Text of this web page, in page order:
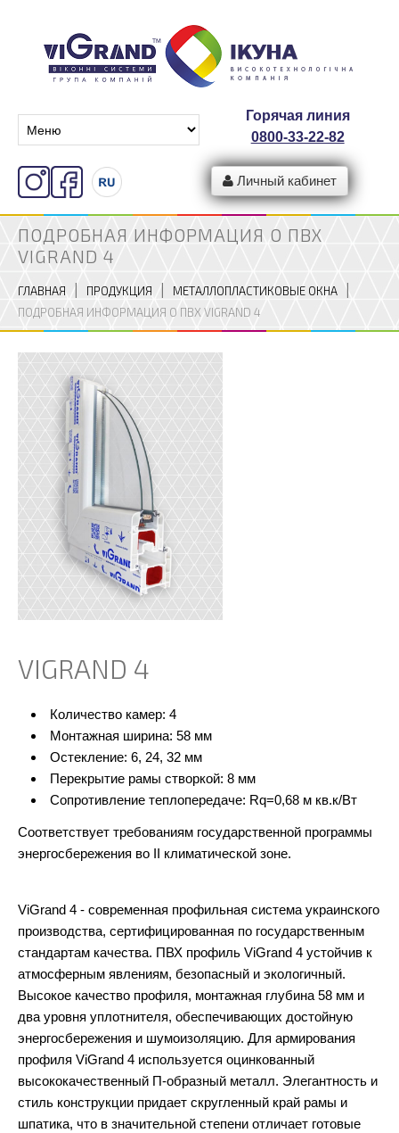
Горячая линия
0800-33-22-82
Личный кабинет
ПОДРОБНАЯ ИНФОРМАЦИЯ О ПВХ
VIGRAND 4
ГЛАВНАЯ ПРОДУКЦИЯ
МЕТАЛЛОПЛАСТИКОВЫЕ ОКНА
ПОДРОБНАЯ ИНФОРМАЦИЯ О ПВХ VIGRAND 4
VIGRAND 4
Количество камер: 4
Монтажная ширина: 58 мм
Остекление: 6, 24, 32 мм
Перекрытие рамы створкой: 8 мм
Сопротивление теплопередаче: Rq=0,68 м кв.к/Вт
Соответствует требованиям государственной программы
энергосбережения во II климатической зоне.
ViGrand 4 - современная профильная система украинского
производства, сертифицированная по государственным
стандартам качества. ПВХ профиль ViGrand 4 устойчив к
атмосферным явлениям, безопасный и экологичный.
Высокое качество профиля, монтажная глубина 58 мм и
два уровня уплотнителя, обеспечивающих достойную
энергосбережения и шумоизоляцию. Для армирования
профиля ViGrand 4 используется оцинкованный
высококачественный П-образный металл. Элегантность и
стиль конструкции придает скругленный край рамы и
шпатика, что в значительной степени отличает готовые